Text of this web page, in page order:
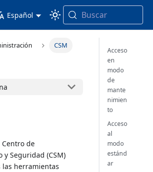
4D
Español Buscar
CSM
Centro de
Seguridad (CSM)
las herramientas
Acceso
en
modo
de
mante
nimien
to
Acceso
al
modo
estánd
ar